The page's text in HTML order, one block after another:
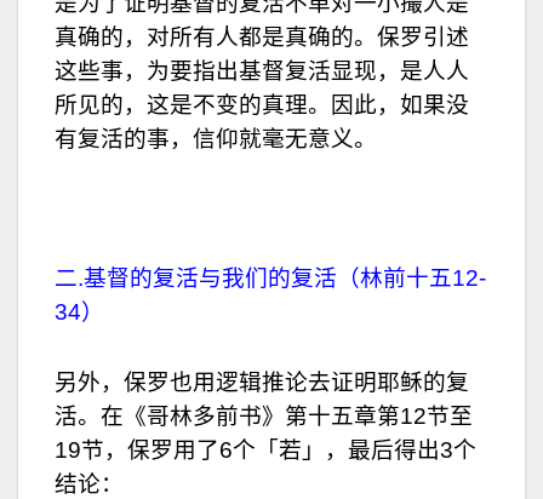
真确的，对所有人都是真确的。保罗引述
这些事，为要指出基督复活显现，是人人
所见的，这是不变的真理。因此，如果没
有复活的事，信仰就毫无意义。
二.基督的复活与我们的复活（林前十五12-
34）
另外，保罗也用逻辑推论去证明耶稣的复
活。在《哥林多前书》第十五章第12节至
19节，保罗用了6个「若」，最后得出3个
结论：